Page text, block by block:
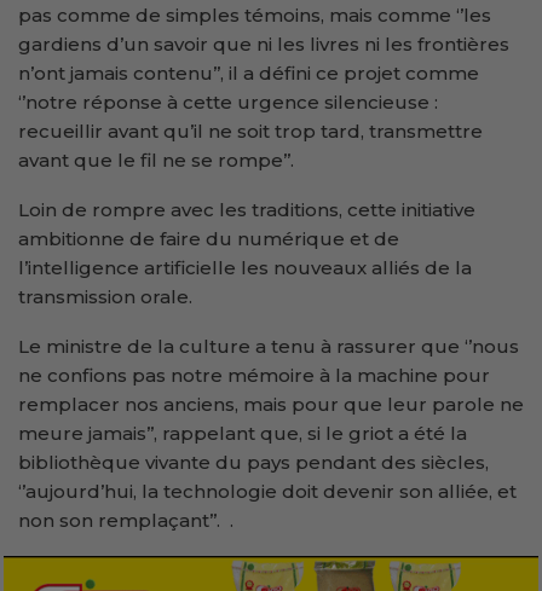
pas comme de simples témoins, mais comme ‘’les
gardiens d’un savoir que ni les livres ni les frontières
n’ont jamais contenu’’, il a défini ce projet comme
‘’notre réponse à cette urgence silencieuse :
recueillir avant qu’il ne soit trop tard, transmettre
avant que le fil ne se rompe’’.
Loin de rompre avec les traditions, cette initiative
ambitionne de faire du numérique et de
l’intelligence artificielle les nouveaux alliés de la
transmission orale.
Le ministre de la culture a tenu à rassurer que ‘’nous
ne confions pas notre mémoire à la machine pour
remplacer nos anciens, mais pour que leur parole ne
meure jamais’’, rappelant que, si le griot a été la
bibliothèque vivante du pays pendant des siècles,
‘’aujourd’hui, la technologie doit devenir son alliée, et
non son remplaçant’’. .